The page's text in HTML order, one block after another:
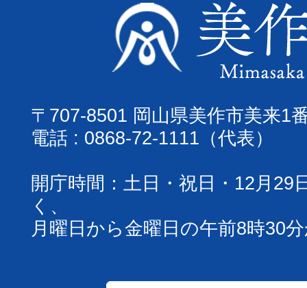
〒707-8501 岡山県美作市美来1
電話 : 0868-72-1111（代表）
開庁時間：土日・祝日・12月29
く、
月曜日から金曜日の午前8時30